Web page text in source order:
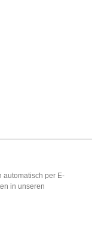
automatisch per E-
in unseren